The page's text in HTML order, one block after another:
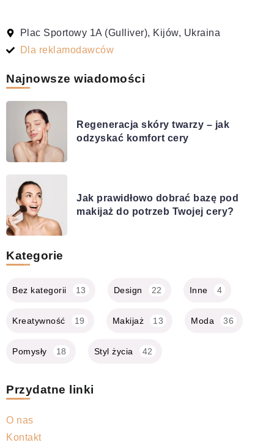
Plac Sportowy 1A (Gulliver), Kijów, Ukraina
Dla reklamodawców
Najnowsze wiadomości
Regeneracja skóry twarzy – jak
odzyskać komfort cery
Jak prawidłowo dobrać bazę pod
makijaż do potrzeb Twojej cery?
Kategorie
Bez kategorii 13 Design 22 Inne 4
Kreatywność 19 Makijaż 13 Moda 36
Pomysły 18 Styl życia 42
Przydatne linki
O nas
Kontakt